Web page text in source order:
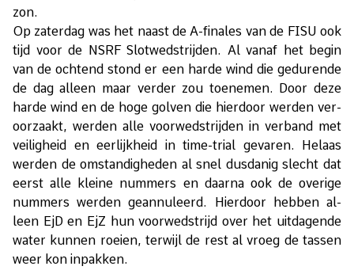
zon.
Op za­ter­dag was het naast de A-fi­na­les van de FISU ook
tijd voor de NSRF Slot­wed­strij­den. Al van­af het be­gin
van de och­tend stond er een har­de wind die ge­du­ren­de
de dag al­leen maar ver­der zou toe­ne­men. Door deze
har­de wind en de hoge gol­ven die hier­door wer­den ver­
oor­zaakt, wer­den alle voor­wed­strij­den in ver­band met
vei­lig­heid en eer­lijk­heid in time-tri­al ge­va­ren. He­laas
wer­den de om­stan­dig­he­den al snel dus­da­nig slecht dat
eerst alle klei­ne num­mers en daar­na ook de ove­ri­ge
num­mers wer­den ge­an­nu­leerd. Hier­door heb­ben al­
leen EjD en EjZ hun voor­wed­strijd over het uit­da­gen­de
wa­ter kun­nen roei­en, ter­wijl de rest al vroeg de tas­sen
weer kon in­pak­ken.